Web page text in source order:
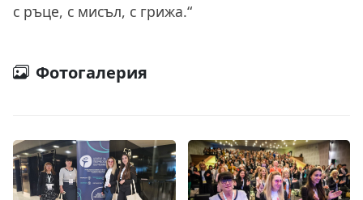
с ръце, с мисъл, с грижа.“
Фотогалерия